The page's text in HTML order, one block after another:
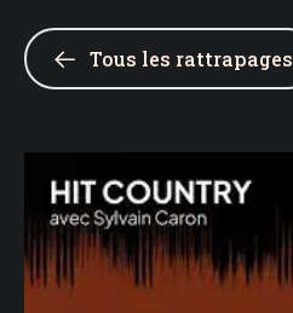
Tous les rattrapages